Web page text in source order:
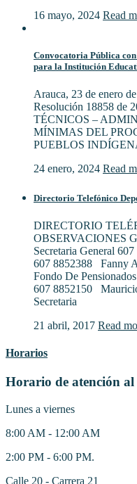
16 mayo, 2024 Read
Convocatoria Pública
para la Institución
Arauca, 23 de enero
Resolución 18858
TÉCNICOS –
MÍNIMAS DEL
PUEBLOS
24 enero, 2024 Read
Directorio Telefónico
DIRECTORIO
OBSERVACIONES
Secretaria General
607 8852388 Fanny
Fondo De
607 8852150
Secretaria
21 abril, 2017 Read
Horarios
Horario de atención
Lunes a viernes
8:00 AM - 12:00 AM
2:00 PM - 6:00 PM.
Calle 20 - Carrera 21